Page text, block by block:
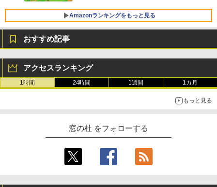
ersonal/Copilotキー搭載/Win 11/15.6型/
Core i5/16GB/SSD 512GB/ホワイト) FM
VWK3E15W_AZ
￥123,400
Amazonランキングをもっと見る
￥1,766
出す プロンプトの言葉 AI画像生成シリー
ズ (はぴーイラストLabo)
￥480
ンチディスプレイ、色調調節ライト、12
週間持続バッテリー、広告なし、ブラッ
ク
Amazon Kindle - 目に優しい、かさばら
ない、大きな画面で読みやすい、6週間持
書籍リーダー、ブラック、16GB、広告な
おすすめ記事
アクセスランキング
1時間 24時間 1週間 1カ月
もっと見る
窓の杜 をフォローする